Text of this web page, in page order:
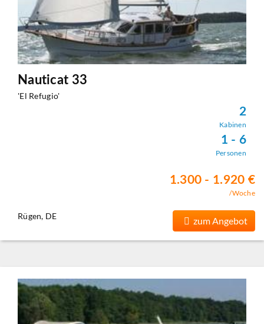
Nauticat 33
'El Refugio'
2
Kabinen
1 - 6
Personen
1.300 - 1.920 €
/Woche
Rügen, DE zum Angebot